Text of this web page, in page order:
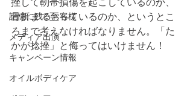
記憶に残るお客様
メディア出演
キャンペーン情報
オイルボディケア
挫して靭帯損傷を起こしているのか、
骨折まで至っているのか、というとこ
ろまで考えなければなりません。「た
かが捻挫」と侮ってはいけません！